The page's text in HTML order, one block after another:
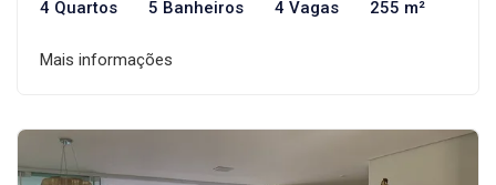
4 Quartos 5 Banheiros 4 Vagas 255 m²
Mais informações